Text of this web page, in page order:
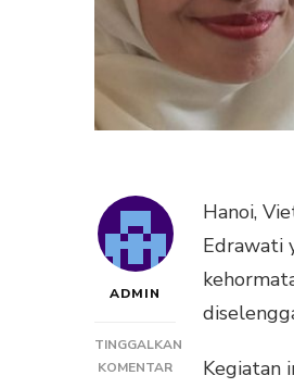
ADMIN
TINGGALKAN
KOMENTARPADA
Hanoi,
Edrawati
Kegiatan